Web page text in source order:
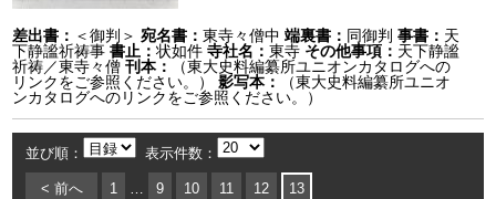
差出書： ＜御判＞ 宛名書：東寺々僧中 端裏書： 同御判 事書： 天
下静謐祈祷事 書止：状如件 寺社名：東寺 その他事項： 天下静謐
祈祷／東寺々僧 刊本：
（東大史料編纂所ユニオンカタログへの
リンクをご参照ください。）
影写本：
（東大史料編纂所ユニオ
ンカタログへのリンクをご参照ください。）
並び順： 表示件数：
< 前へ 1 … 9 10 11 12 13